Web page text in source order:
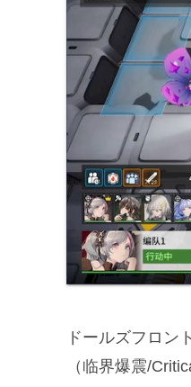
ドールズフロン
（临界爆震/